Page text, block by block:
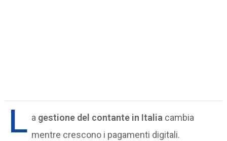
L a gestione del contante in Italia cambia
mentre crescono i pagamenti digitali.